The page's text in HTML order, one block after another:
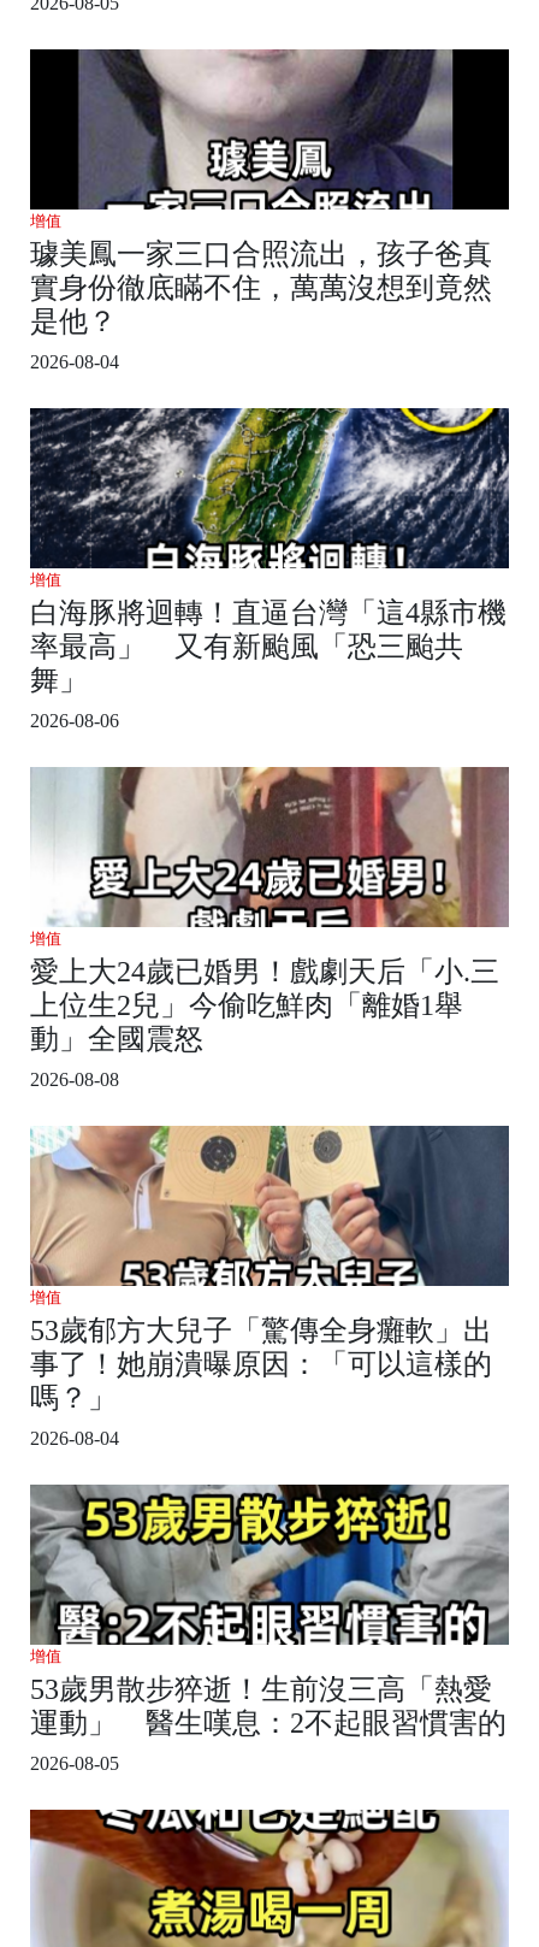
增值
璩美鳳一家三口合照流出，孩子爸真
實身份徹底瞞不住，萬萬沒想到竟然
是他？
2026-08-04
增值
白海豚將迴轉！直逼台灣「這4縣市機
率最高」 又有新颱風「恐三颱共
舞」
2026-08-06
增值
愛上大24歲已婚男！戲劇天后「小.三
上位生2兒」今偷吃鮮肉「離婚1舉
動」全國震怒
2026-08-08
增值
53歲郁方大兒子「驚傳全身癱軟」出
事了！她崩潰曝原因：「可以這樣的
嗎？」
2026-08-04
增值
53歲男散步猝逝！生前沒三高「熱愛
運動」 醫生嘆息：2不起眼習慣害的
2026-08-05